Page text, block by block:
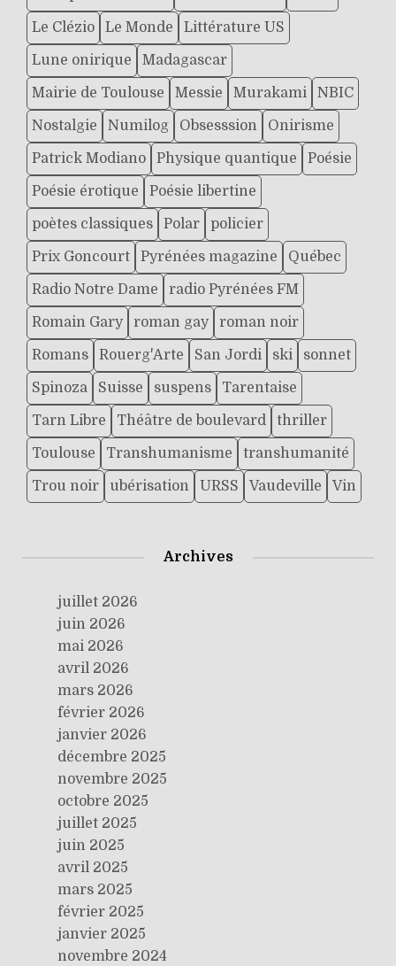
Le Clézio Le Monde Littérature US
Lune onirique Madagascar
Mairie de Toulouse Messie Murakami NBIC
Nostalgie Numilog Obsesssion Onirisme
Patrick Modiano Physique quantique Poésie
Poésie érotique Poésie libertine
poètes classiques Polar policier
Prix Goncourt Pyrénées magazine Québec
Radio Notre Dame radio Pyrénées FM
Romain Gary roman gay roman noir
Romans Rouerg'Arte San Jordi ski sonnet
Spinoza Suisse suspens Tarentaise
Tarn Libre Théâtre de boulevard thriller
Toulouse Transhumanisme transhumanité
Trou noir ubérisation URSS Vaudeville Vin
Archives
juillet 2026
juin 2026
mai 2026
avril 2026
mars 2026
février 2026
janvier 2026
décembre 2025
novembre 2025
octobre 2025
juillet 2025
juin 2025
avril 2025
mars 2025
février 2025
janvier 2025
novembre 2024